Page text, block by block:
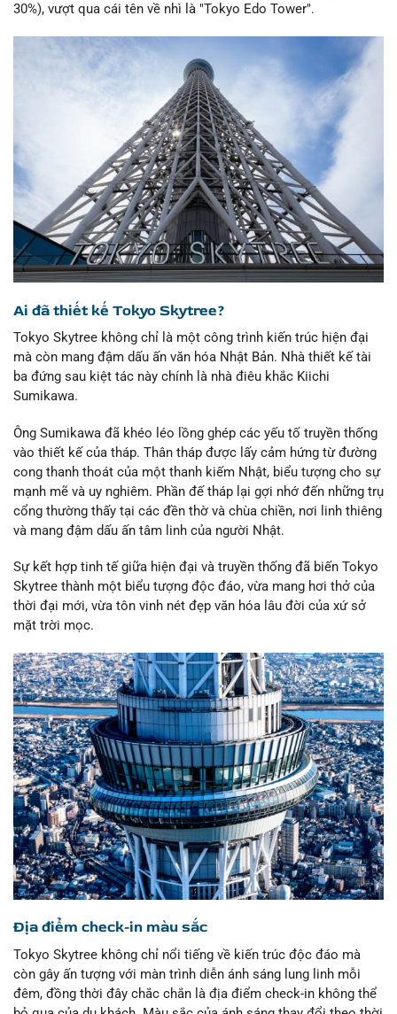
30%), vượt qua cái tên về nhì là "Tokyo Edo Tower".
Ai đã thiết kế Tokyo Skytree?
Tokyo Skytree không chỉ là một công trình kiến trúc hiện đại
mà còn mang đậm dấu ấn văn hóa Nhật Bản. Nhà thiết kế tài
ba đứng sau kiệt tác này chính là nhà điêu khắc Kiichi
Sumikawa.
Ông Sumikawa đã khéo léo lồng ghép các yếu tố truyền thống
vào thiết kế của tháp. Thân tháp được lấy cảm hứng từ đường
cong thanh thoát của một thanh kiếm Nhật, biểu tượng cho sự
mạnh mẽ và uy nghiêm. Phần đế tháp lại gợi nhớ đến những trụ
cổng thường thấy tại các đền thờ và chùa chiền, nơi linh thiêng
và mang đậm dấu ấn tâm linh của người Nhật.
Sự kết hợp tinh tế giữa hiện đại và truyền thống đã biến Tokyo
Skytree thành một biểu tượng độc đáo, vừa mang hơi thở của
thời đại mới, vừa tôn vinh nét đẹp văn hóa lâu đời của xứ sở
mặt trời mọc.
Địa điểm check-in màu sắc
Tokyo Skytree không chỉ nổi tiếng về kiến trúc độc đáo mà
còn gây ấn tượng với màn trình diễn ánh sáng lung linh mỗi
đêm, đồng thời đây chắc chắn là địa điểm check-in không thể